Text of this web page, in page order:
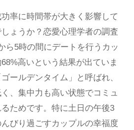
率に時間帯が大きく影響して
ょうか？恋愛心理学者の調査
ら5時の間にデートを行うカッ
高いという結果が出ていま
ールデンタイム」と呼ばれ、
、集中力も高い状態でコミュ
ためです。特に土日の午後3
びり過ごすカップルの幸福度